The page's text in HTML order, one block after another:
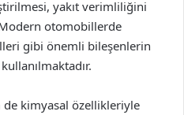
yakıt verimliliğini
Modern otomobillerde
gibi önemli bileşenlerin
kimyasal özellikleriyle